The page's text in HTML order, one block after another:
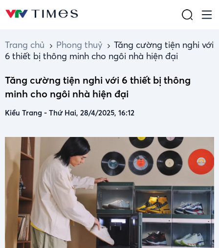
Trang chủ Phong thuỷ
Tăng cường tiện nghi với
6 thiết bị thông minh cho ngôi nhà hiện đại
Tăng cường tiện nghi với 6 thiết bị thông
minh cho ngôi nhà hiện đại
Kiều Trang - Thứ Hai, 28/4/2025, 16:12